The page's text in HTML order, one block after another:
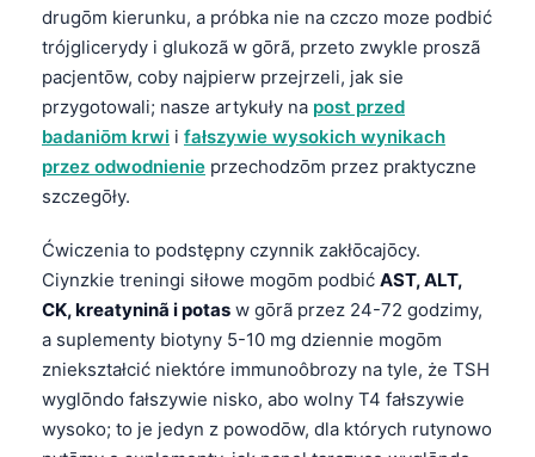
drugōm kierunku, a próbka nie na czczo moze podbić
trójglicerydy i glukozã w gōrã, przeto zwykle proszã
pacjentōw, coby najpierw przejrzeli, jak sie
przygotowali; nasze artykuły na post przed
badaniōm krwi i fałszywie wysokich wynikach
przez odwodnienie przechodzōm przez praktyczne
szczegōły.
Ćwiczenia to podstępny czynnik zakłōcajōcy.
Ciynzkie treningi siłowe mogōm podbić AST, ALT,
CK, kreatyninã i potas w gōrã przez 24-72 godzimy,
a suplementy biotyny 5-10 mg dziennie mogōm
zniekształcić niektóre immunoôbrozy na tyle, że TSH
wyglōndo fałszywie nisko, abo wolny T4 fałszywie
wysoko; to je jedyn z powodōw, dla których rutynowo